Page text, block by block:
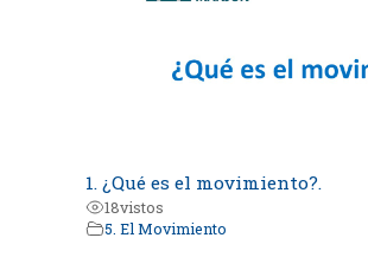
1. ¿Qué es el movimiento?.
18vistos
5. El Movimiento